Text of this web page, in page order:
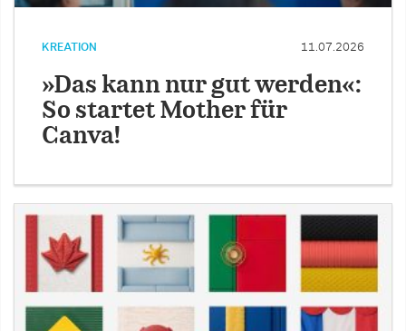
KREATION 11.07.2026
»Das kann nur gut werden«:
So startet Mother für
Canva!